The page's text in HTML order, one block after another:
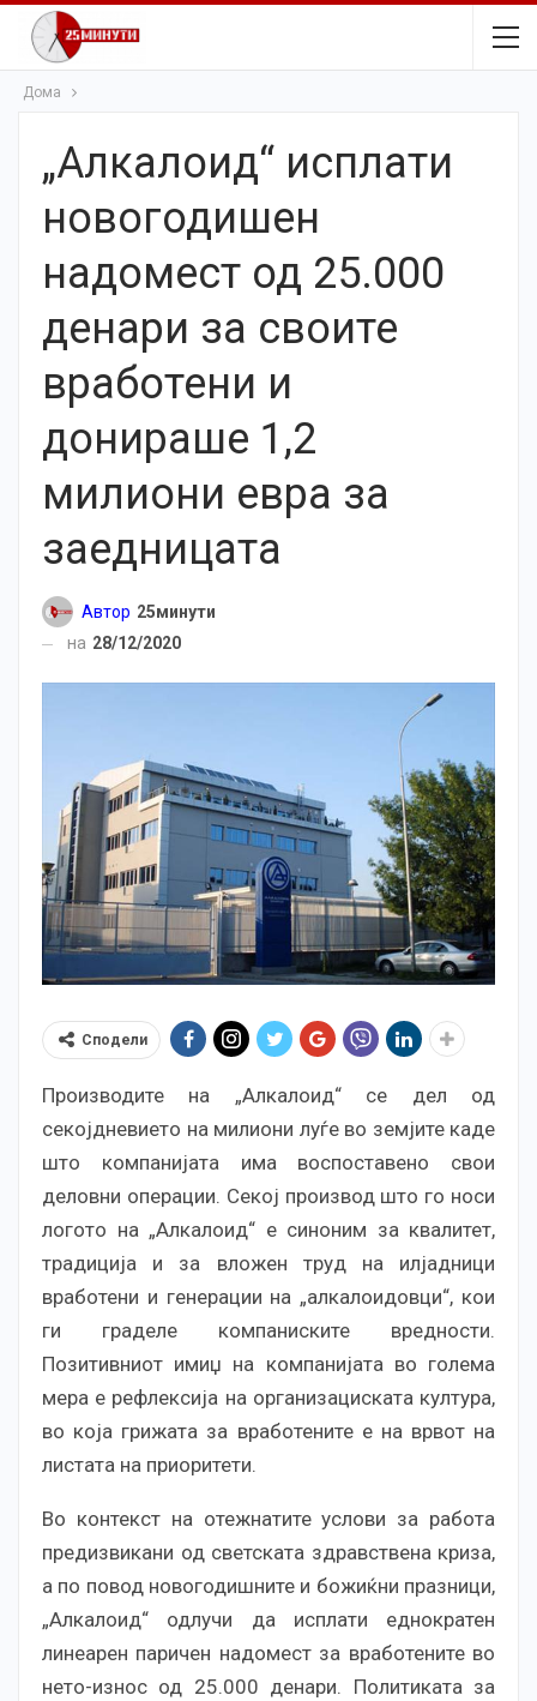
Дома
„Алкалоид“ исплати
новогодишен
надомест од 25.000
денари за своите
вработени и
донираше 1,2
милиони евра за
заедницата
Автор 25минути
на 28/12/2020
Сподели
Производите на „Алкалоид“ се дел од
секојдневието на милиони луѓе во земјите каде
што компанијата има воспоставено свои
деловни операции. Секој производ што го носи
логото на „Алкалоид“ е синоним за квалитет,
традиција и за вложен труд на илјадници
вработени и генерации на „алкалоидовци“, кои
ги граделе компаниските вредности.
Позитивниот имиџ на компанијата во голема
мера е рефлексија на организациската култура,
во која грижата за вработените е на врвот на
листата на приоритети.
Во контекст на отежнатите услови за работа
предизвикани од светската здравствена криза,
а по повод новогодишните и божиќни празници,
„Алкалоид“ одлучи да исплати еднократен
линеарен паричен надомест за вработените во
нето-износ од 25.000 денари. Политиката за